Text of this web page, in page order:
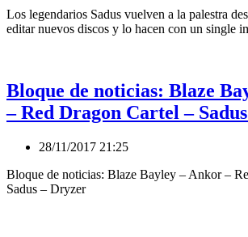
Los legendarios Sadus vuelven a la palestra
editar nuevos discos y lo hacen con un single
Bloque de noticias: Blaze
– Red Dragon Cartel –
28/11/2017 21:25
Bloque de noticias: Blaze Bayley – Ankor –
Sadus – Dryzer